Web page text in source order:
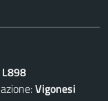
L898
Vigonesi